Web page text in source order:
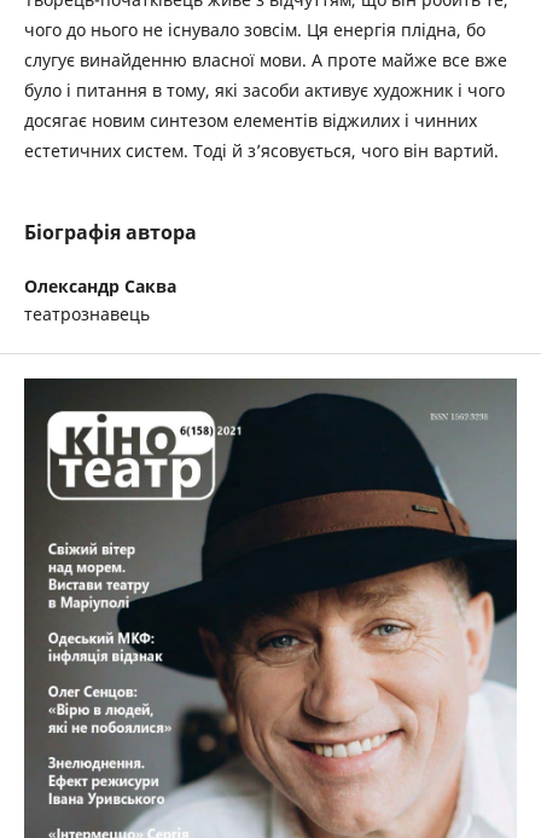
чого до нього не існувало зовсім. Ця енергія плідна, бо
слугує винайденню власної мови. А проте майже все вже
було і питання в тому, які засоби активує художник і чого
досягає новим синтезом елементів віджилих і чинних
естетичних систем. Тоді й з’ясовується, чого він вартий.
Біографія автора
Олександр Саква
театрознавець